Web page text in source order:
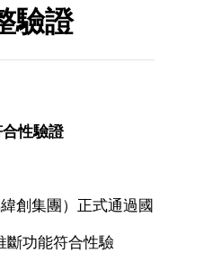
驗證
性驗證
創集團）正式通過國
斷功能符合性驗